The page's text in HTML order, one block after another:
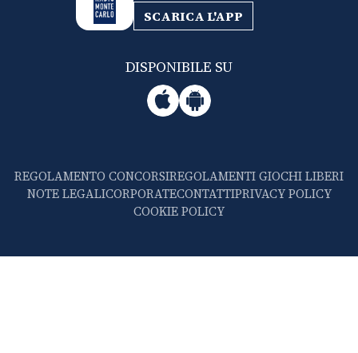
SCARICA L'APP
DISPONIBILE SU
REGOLAMENTO CONCORSIREGOLAMENTI GIOCHI LIBERI
NOTE LEGALICORPORATECONTATTIPRIVACY POLICY
COOKIE POLICY